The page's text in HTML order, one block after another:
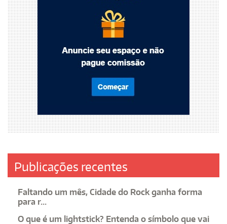
Publicações recentes
Faltando um mês, Cidade do Rock ganha forma
para r...
O que é um lightstick? Entenda o símbolo que vai